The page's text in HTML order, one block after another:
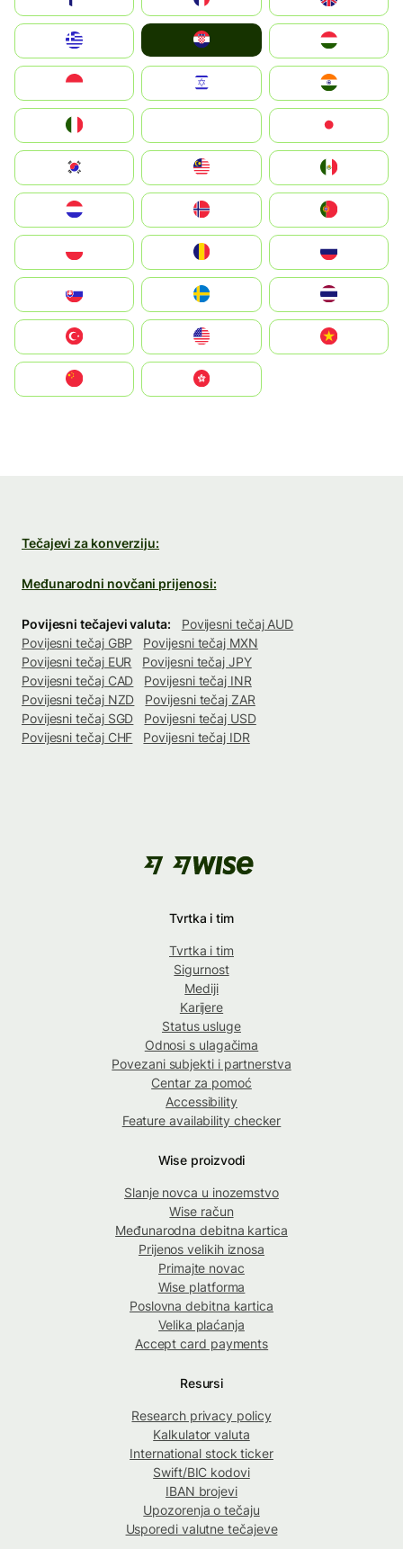
Magyarország
South Korea
United States
中國香港特別行政區
Tečajevi za konverziju:
Međunarodni novčani prijenosi:
Povijesni tečajevi valuta:
Povijesni tečaj AUD
Povijesni tečaj GBP
Povijesni tečaj MXN
Povijesni tečaj EUR
Povijesni tečaj JPY
Povijesni tečaj CAD
Povijesni tečaj INR
Povijesni tečaj NZD
Povijesni tečaj ZAR
Povijesni tečaj SGD
Povijesni tečaj USD
Povijesni tečaj CHF
Povijesni tečaj IDR
Tvrtka i tim
Tvrtka i tim
Sigurnost
Mediji
Karijere
Status usluge
Odnosi s ulagačima
Povezani subjekti i partnerstva
Centar za pomoć
Accessibility
Feature availability checker
Wise proizvodi
Slanje novca u inozemstvo
Wise račun
Međunarodna debitna kartica
Prijenos velikih iznosa
Primajte novac
Wise platforma
Poslovna debitna kartica
Velika plaćanja
Accept card payments
Resursi
Research privacy policy
Kalkulator valuta
International stock ticker
Swift/BIC kodovi
IBAN brojevi
Upozorenja o tečaju
Usporedi valutne tečajeve